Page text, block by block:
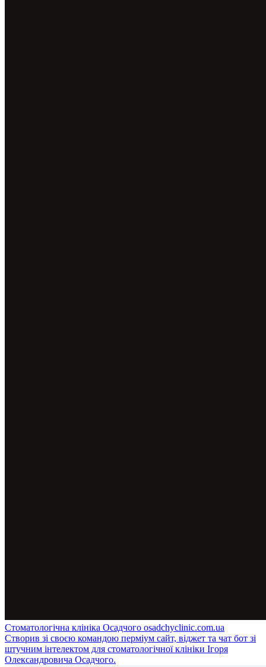
Стоматологічна клініка Осадчого osadchyclinic.com.ua
Створив зі своєю командою перміум сайт, віджет та чат бот зі
штучним інтелектом для стоматологічної клініки Ігоря
Олександровича Осадчого.